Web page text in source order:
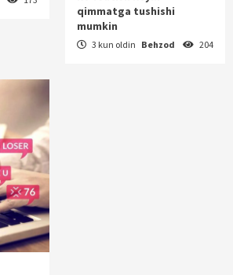
qimmatga tushishi
mumkin
3 kun oldin Behzod 204